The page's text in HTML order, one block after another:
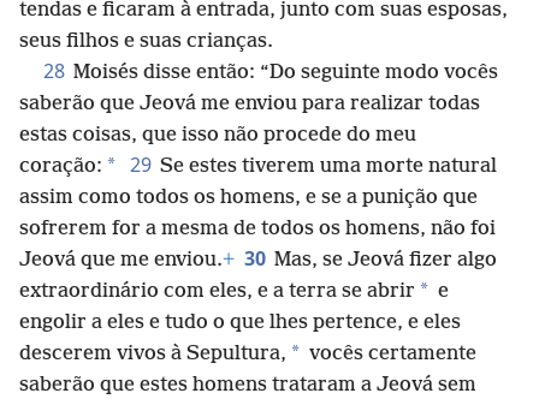
tendas e ficaram à entrada, junto com suas esposas,
seus filhos e suas crianças.
28 Moisés disse então: “Do seguinte modo vocês
saberão que Jeová me enviou para realizar todas
estas coisas, que isso não procede do meu
coração: * 29 Se estes tiverem uma morte natural
assim como todos os homens, e se a punição que
sofrerem for a mesma de todos os homens, não foi
Jeová que me enviou.+ 30 Mas, se Jeová fizer algo
extraordinário com eles, e a terra se abrir * e
engolir a eles e tudo o que lhes pertence, e eles
descerem vivos à Sepultura, * vocês certamente
saberão que estes homens trataram a Jeová sem